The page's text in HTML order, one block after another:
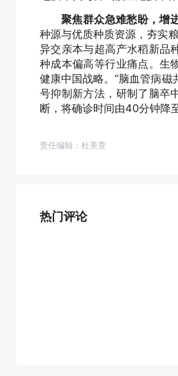
聚焦群众急难愁盼，增
种源与优质种质资源，夯实
异交亲本与超高产水稻新品
种成本偏高等行业痛点。生
健康中国战略。“脑血管病
号抑制新方法，研制了脑卒
断，将确诊时间由40分钟降
责任编辑：杜美萱
热门评论